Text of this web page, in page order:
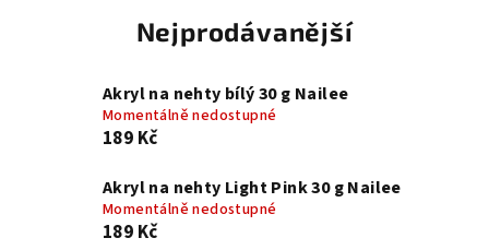
Nejprodávanější
Akryl na nehty bílý 30 g Nailee
Momentálně nedostupné
189 Kč
Akryl na nehty Light Pink 30 g Nailee
Momentálně nedostupné
189 Kč